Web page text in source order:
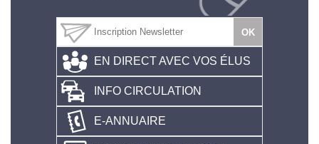
EN DIRECT AVEC VOS ÉLUS
INFO CIRCULATION
E-ANNUAIRE